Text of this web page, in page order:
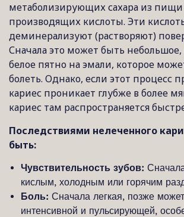
метаболизирующих сахара из
производящих кислоты. Эти
деминерализуют (растворяют)
Сначала это может быть
белое пятно на эмали, которое
болеть. Однако, если этот процесс
кариес проникает глубже в более
кариес там распространяется
Последствиями нелеченного
быть:
Чувствительность зубов:
кислым, холодным или горячим
Боль: Сначала легкая, позже
интенсивной и пульсирующей,